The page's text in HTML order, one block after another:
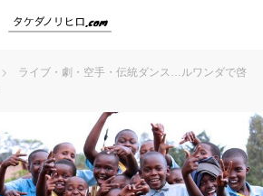
ライブ・劇・空手・伝統ダンス…ルワンダで啓